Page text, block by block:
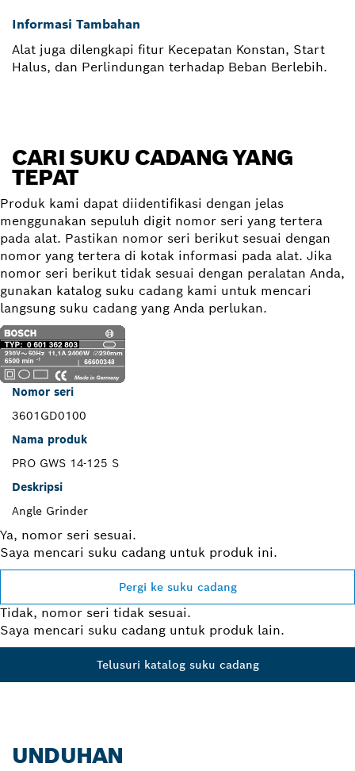
Informasi Tambahan
Alat juga dilengkapi fitur Kecepatan Konstan, Start
Halus, dan Perlindungan terhadap Beban Berlebih.
CARI SUKU CADANG YANG
TEPAT
Produk kami dapat diidentifikasi dengan jelas
menggunakan sepuluh digit nomor seri yang tertera
pada alat. Pastikan nomor seri berikut sesuai dengan
nomor yang tertera di kotak informasi pada alat. Jika
nomor seri berikut tidak sesuai dengan peralatan Anda,
gunakan katalog suku cadang kami untuk mencari
langsung suku cadang yang Anda perlukan.
Nomor seri
3601GD0100
Nama produk
PRO GWS 14-125 S
Deskripsi
Angle Grinder
Ya, nomor seri sesuai.
Saya mencari suku cadang untuk produk ini.
Pergi ke suku cadang
Tidak, nomor seri tidak sesuai.
Saya mencari suku cadang untuk produk lain.
Telusuri katalog suku cadang
UNDUHAN